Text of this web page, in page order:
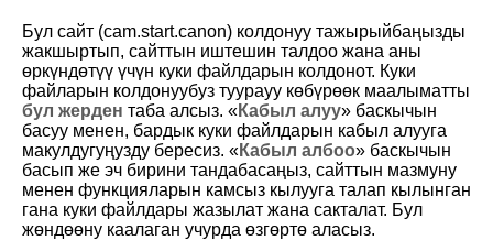
D180-228
Resetting the Camera
The camera's settings for shooting functions and menu functions can be
restored to their defaults.
Бул сайт (cam.start.canon) колдонуу тажырыйбаңызды
жакшыртып, сайттын иштешин талдоо жана аны
өркүндөтүү үчүн куки файлдарын колдонот. Куки
файларын колдонуубуз туурауу көбүрөөк маалыматты
бул жерден таба алсыз. «Кабыл алуу» баскычын
басуу менен, бардык куки файлдарын кабыл алууга
макулдугуңузду бересиз. «Кабыл албоо» баскычын
басып же эч бирини тандабасаңыз, сайттын мазмуну
менен функцияларын камсыз кылууга талап кылынган
гана куки файлдары жазылат жана сакталат. Бул
жөндөөну каалаган учурда өзгөртө аласыз.